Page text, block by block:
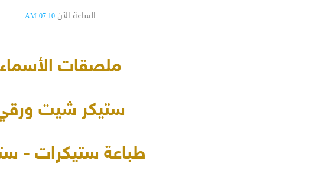
الساعة الآن 07:10 AM
ملصقات الأسماء
ستيكر شيت
طباعة ستيكرات -